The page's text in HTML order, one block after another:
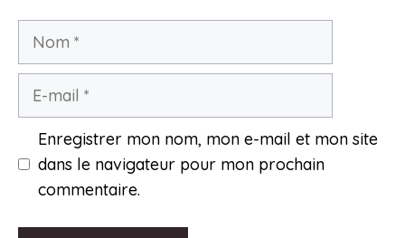
Nom
Enregistrer mon nom, mon e-mail et mon site
dans le navigateur pour mon prochain
commentaire.